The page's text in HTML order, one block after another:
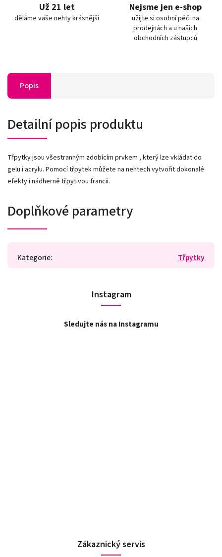
Už 21 let
děláme vaše nehty krásnější
Nejsme jen e-shop
užijte si osobní péči na
prodejnách a u našich
obchodních zástupců
Popis
Detailní popis produktu
Třpytky jsou všestranným zdobícím prvkem , který lze vkládat do
gelu i acrylu. Pomocí třpytek můžete na nehtech vytvořit dokonalé
efekty i nádherně třpytivou francii.
Doplňkové parametry
Kategorie: Třpytky
Instagram
Sledujte nás na Instagramu
Zákaznický servis